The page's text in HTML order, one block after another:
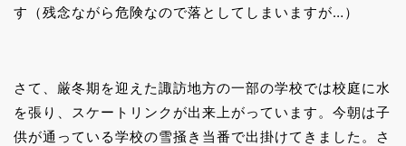
す（残念ながら危険なので落としてしまいますが…）
さて、厳冬期を迎えた諏訪地方の一部の学校では校庭に水
を張り、スケートリンクが出来上がっています。今朝は子
供が通っている学校の雪掻き当番で出掛けてきました。さ